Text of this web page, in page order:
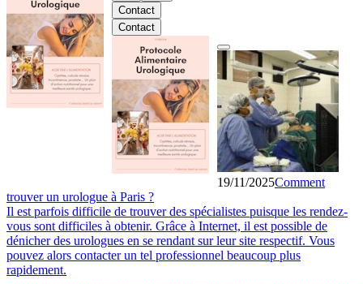
Contact
Contact
19/11/2025Comment
trouver un urologue à Paris ?
Il est parfois difficile de trouver des spécialistes puisque les rendez-
vous sont difficiles à obtenir. Grâce à Internet, il est possible de
dénicher des urologues en se rendant sur leur site respectif. Vous
pouvez alors contacter un tel professionnel beaucoup plus
rapidement.